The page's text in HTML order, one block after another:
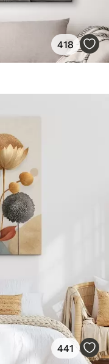
418
441